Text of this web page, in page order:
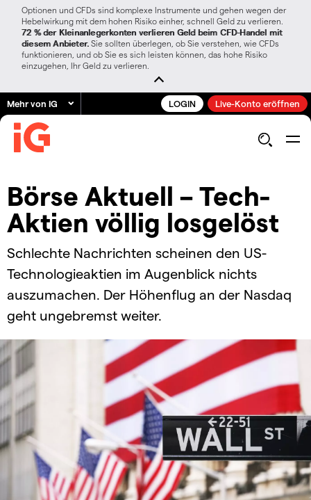
Optionen und CFDs sind komplexe Instrumente und gehen wegen der
Hebelwirkung mit dem hohen Risiko einher, schnell Geld zu verlieren.
72 % der Kleinanlegerkonten verlieren Geld beim CFD-Handel mit
diesem Anbieter. Sie sollten überlegen, ob Sie verstehen, wie CFDs
funktionieren, und ob Sie es sich leisten können, das hohe Risiko
einzugehen, Ihr Geld zu verlieren.
Mehr von IG LOGIN Live-Konto eröffnen
Börse Aktuell – Tech-
Aktien völlig losgelöst
Schlechte Nachrichten scheinen den US-
Technologieaktien im Augenblick nichts
auszumachen. Der Höhenflug an der Nasdaq
geht ungebremst weiter.